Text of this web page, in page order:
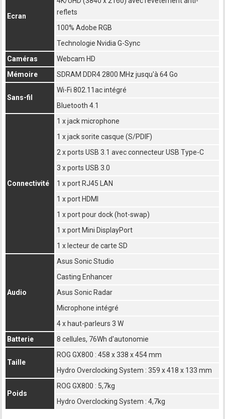
Ecran
reflets
100% Adobe RGB
Technologie Nvidia G-Sync
Caméras
Webcam HD
Mémoire
SDRAM DDR4 2800 MHz jusqu'à 64 Go
Sans-fil
Wi-Fi 802.11ac intégré
Bluetooth 4.1
Connectivité
1 x jack microphone
1 x jack sorite casque (S/PDIF)
2 x ports USB 3.1 avec connecteur USB Type-C
3 x ports USB 3.0
1 x port RJ45 LAN
1 x port HDMI
1 x port pour dock (hot-swap)
1 x port Mini DisplayPort
1 x lecteur de carte SD
Audio
Asus Sonic Studio
Casting Enhancer
Asus Sonic Radar
Microphone intégré
4 x haut-parleurs 3 W
Batterie
8 cellules, 76Wh d'autonomie
Taille
ROG GX800 : 458 x 338 x 454 mm
Hydro Overclocking System : 359 x 418 x 133 mm
Poids
ROG GX800 : 5,7kg
Hydro Overclocking System : 4,7kg